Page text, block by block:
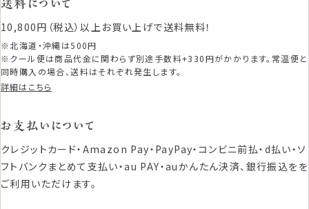
送料について
10,800円（税込）以上お買い上げで送料無料！
※北海道・沖縄は500円
※クール便は商品代金に関わらず別途手数料+330円がかかります。常温便と
同時購入の場合、送料はそれぞれ発生します。
詳細はこちら
お支払いについて
クレジットカード・Amazon Pay・PayPay・コンビニ前払・d払い・ソ
フトバンクまとめて支払い・au PAY・auかんたん決済、銀行振込をを
ご利用いただけます。